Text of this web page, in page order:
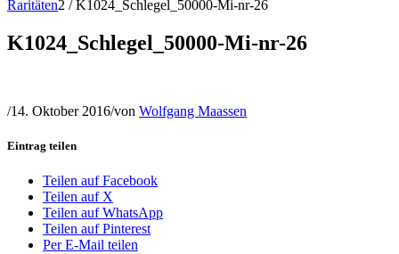
Raritäten2 / K1024_Schlegel_50000-Mi-nr-26
K1024_Schlegel_50000-Mi-nr-26
/14. Oktober 2016/von Wolfgang Maassen
Eintrag teilen
Teilen auf Facebook
Teilen auf X
Teilen auf WhatsApp
Teilen auf Pinterest
Per E-Mail teilen